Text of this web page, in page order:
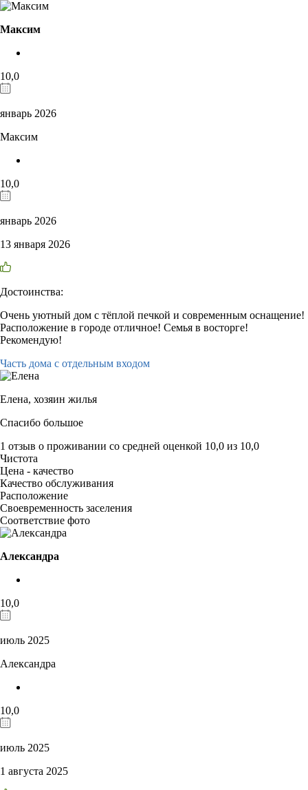
Максим
10,0
январь 2026
Максим
10,0
январь 2026
13 января 2026
Достоинства:
Очень уютный дом с тёплой печкой и современным оснащение!
Расположение в городе отличное! Семья в восторге!
Рекомендую!
Часть дома с отдельным входом
Елена, хозяин жилья
Спасибо большое
1 отзыв о проживании со средней оценкой 10,0 из 10,0
Чистота
Цена - качество
Качество обслуживания
Расположение
Своевременность заселения
Соответствие фото
Александра
10,0
июль 2025
Александра
10,0
июль 2025
1 августа 2025